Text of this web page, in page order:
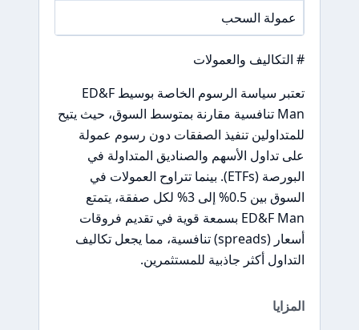
عمولة السحب
# التكاليف والعمولات
تعتبر سياسة الرسوم الخاصة بوسيط ED&F
Man تنافسية مقارنة بمتوسط السوق، حيث يتيح
للمتداولين تنفيذ الصفقات دون رسوم عمولة
على تداول الأسهم والصناديق المتداولة في
البورصة (ETFs). بينما تتراوح العمولات في
السوق بين 0.5% إلى 3% لكل صفقة، يتمتع
ED&F Man بسمعة قوية في تقديم فروقات
أسعار (spreads) تنافسية، مما يجعل تكاليف
التداول أكثر جاذبية للمستثمرين.
المزايا